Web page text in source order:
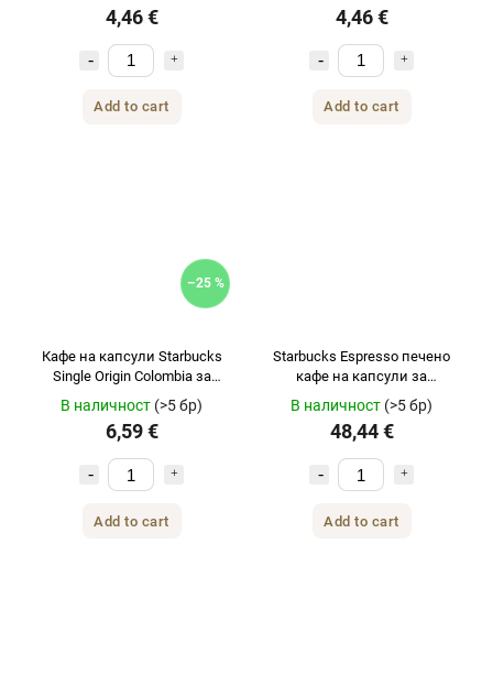
4,46 €
Add to cart
4,46 €
Add to cart
–25 %
Кафе на капсули Starbucks
Single Origin Colombia за
Nespresso 18 бр.
В наличност (>5 бр)
6,59 €
Add to cart
Starbucks Espresso печено
кафе на капсули за
Nespresso 120 бр
В наличност (>5 бр)
48,44 €
Add to cart